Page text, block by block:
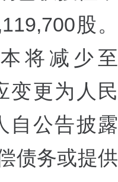
股。
将减少至
变更为人民
自公告披露
债务或提供